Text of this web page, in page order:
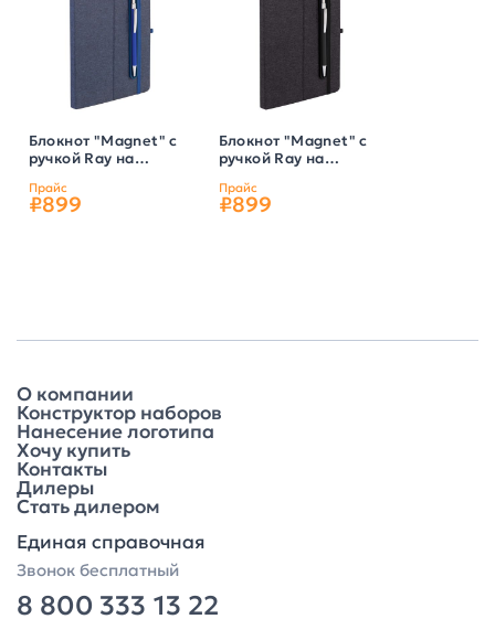
Блокнот "Magnet" с
ручкой Ray на
подставкой под
смартфон, цвет
Прайс
₽899
Блокнот "Magnet" с
ручкой Ray на
подставкой под
смартфон, цвет
Прайс
₽899
О компании
Конструктор наборов
Нанесение логотипа
Хочу купить
Контакты
Дилеры
Стать дилером
Единая справочная
Звонок бесплатный
8 800 333 13 22